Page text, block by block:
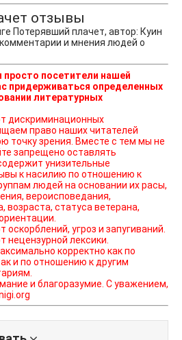
отзывы
Потерявший плачет, автор: Куин
и мнения людей о
посетители нашей
придерживаться определенных
литературных
дискриминационных
точку зрения. Вместе с тем мы не
запрещено оставлять
унизительные
к насилию по отношению к
людей на основании их расы,
вероисповедания,
возраста, статуса ветерана,
оскорблений, угроз и запугиваний.
нецензурной лексики.
корректно как по
и по отношению к другим
и благоразумие. С уважением,